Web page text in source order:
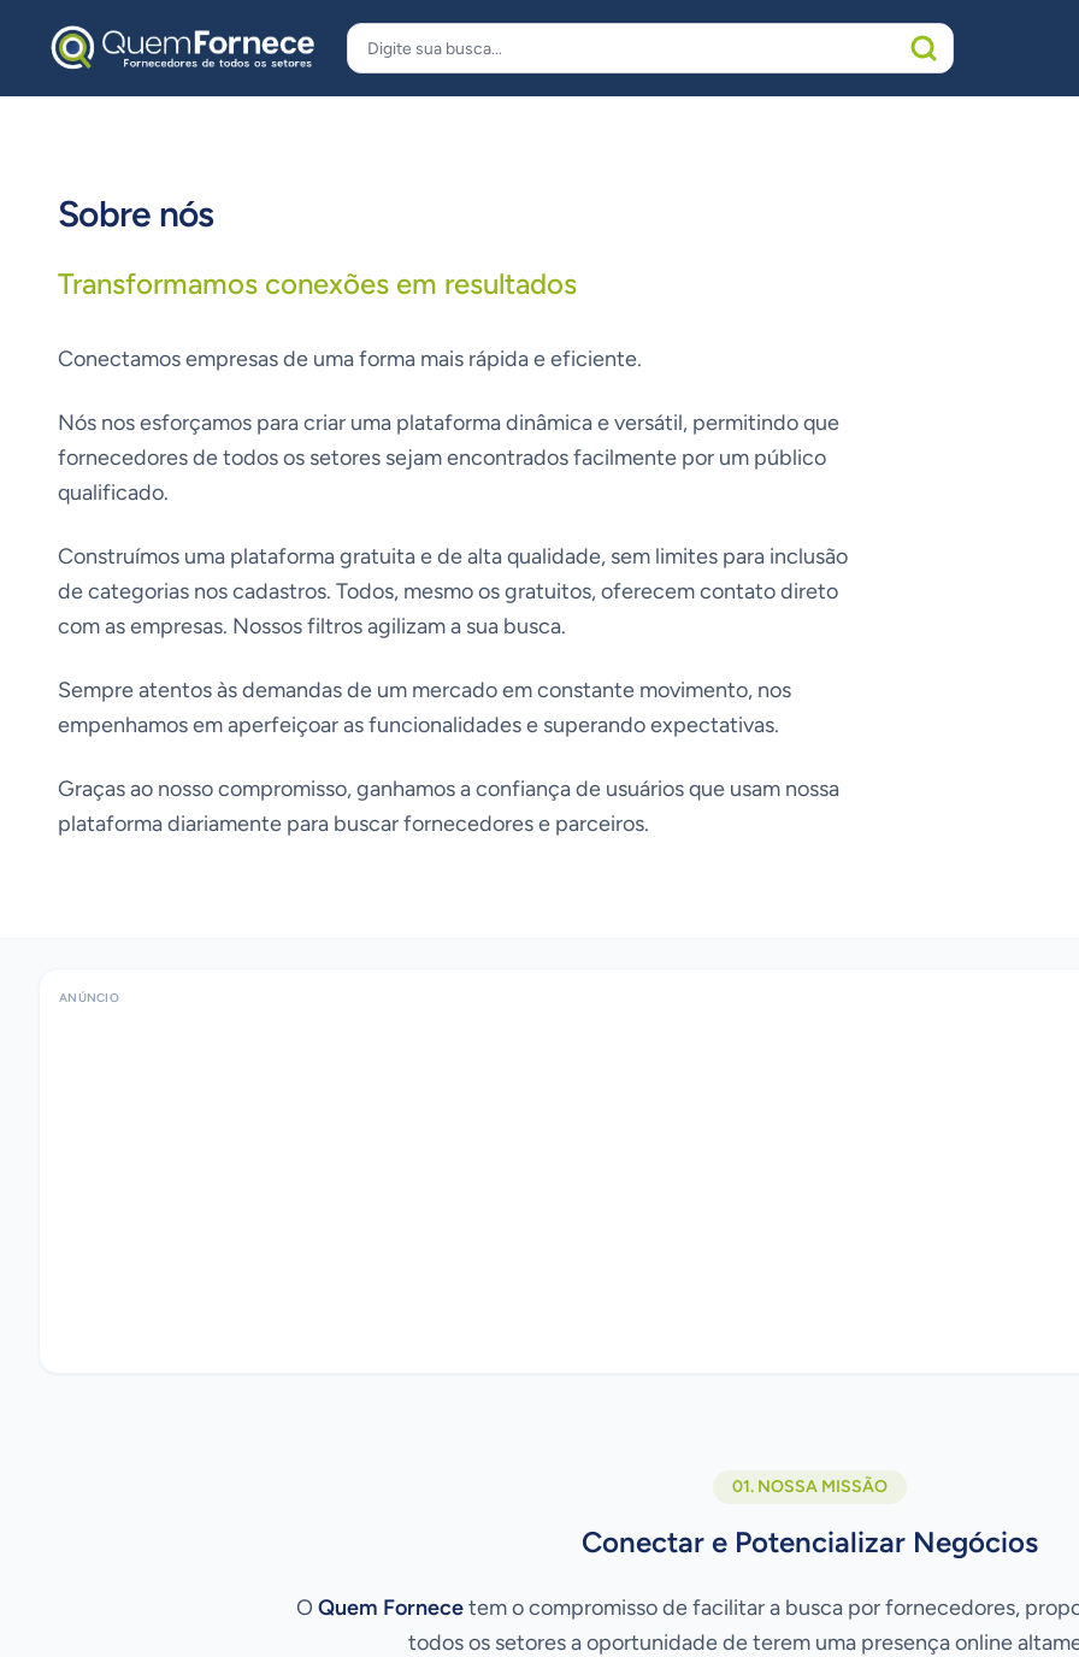
Sobre nós
Transformamos conexões em resultados
Conectamos empresas de uma forma mais rápida e eficiente.
Nós nos esforçamos para criar uma plataforma dinâmica e versátil, permitindo que
fornecedores de todos os setores sejam encontrados facilmente por um público
qualificado.
Construímos uma plataforma gratuita e de alta qualidade, sem limites para inclusão
de categorias nos cadastros. Todos, mesmo os gratuitos, oferecem contato direto
com as empresas. Nossos filtros agilizam a sua busca.
Sempre atentos às demandas de um mercado em constante movimento, nos
empenhamos em aperfeiçoar as funcionalidades e superando expectativas.
Graças ao nosso compromisso, ganhamos a confiança de usuários que usam nossa
plataforma diariamente para buscar fornecedores e parceiros.
ANÚNCIO
01. NOSSA MISSÃO
Conectar e Potencializar Negócios
O Quem Fornecetem o compromisso de facilitar a busca por fornecedores,
todos os setores a oportunidade de terem uma presença online